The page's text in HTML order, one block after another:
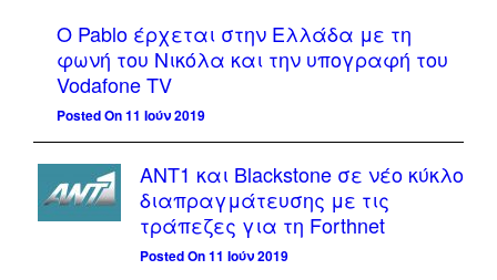
Ο Pablo έρχεται στην Ελλάδα με τη
φωνή του Νικόλα και την υπογραφή του
Vodafone TV
Posted On 11 Ιούν 2019
ΑΝΤ1 και Blackstone σε νέο κύκλο
διαπραγμάτευσης με τις
τράπεζες για τη Forthnet
Posted On 11 Ιούν 2019